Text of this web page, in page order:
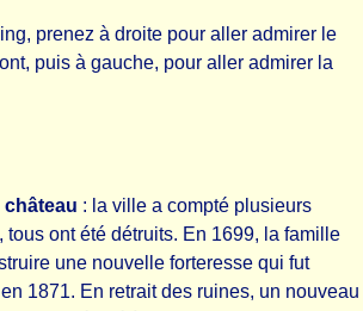
prenez à droite pour aller admirer le
puis à gauche, pour aller admirer la
: la ville a compté plusieurs
tous ont été détruits. En 1699, la famille
une nouvelle forteresse qui fut
1871. En retrait des ruines, un nouveau